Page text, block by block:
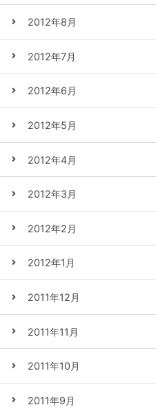
2012年8月
2012年7月
2012年6月
2012年5月
2012年4月
2012年3月
2012年2月
2012年1月
2011年12月
2011年11月
2011年10月
2011年9月